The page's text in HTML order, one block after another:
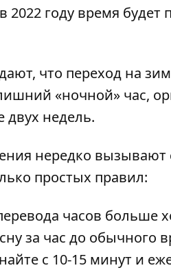
2022 году время
что переход на
«ночной» час,
двух недель.
нередко вызывают
простых правил:
часов
за час до обычного
с 10-15 минут и